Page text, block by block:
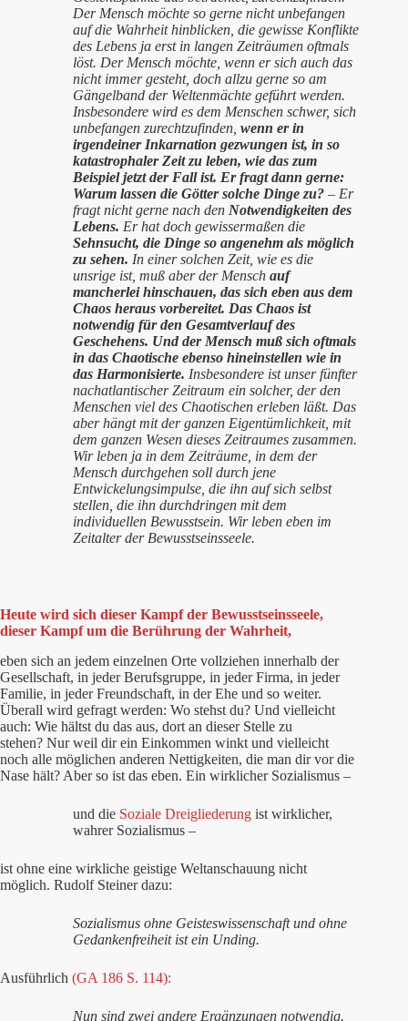
Der Mensch möchte so gerne nicht unbefangen
auf die Wahrheit hinblicken, die gewisse Konflikte
des Lebens ja erst in langen Zeiträumen oftmals
löst. Der Mensch möchte, wenn er sich auch das
nicht immer gesteht, doch allzu gerne so am
Gängelband der Weltenmächte geführt werden.
Insbesondere wird es dem Menschen schwer, sich
unbefangen zurechtzufinden, wenn er in
irgendeiner Inkarnation gezwungen ist, in so
katastrophaler Zeit zu leben, wie das zum
Beispiel jetzt der Fall ist. Er fragt dann gerne:
Warum lassen die Götter solche Dinge zu? – Er
fragt nicht gerne nach den Notwendigkeiten des
Lebens. Er hat doch gewissermaßen die
Sehnsucht, die Dinge so angenehm als möglich
zu sehen. In einer solchen Zeit, wie es die
unsrige ist, muß aber der Mensch auf
mancherlei hinschauen, das sich eben aus dem
Chaos heraus vorbereitet. Das Chaos ist
notwendig für den Gesamtverlauf des
Geschehens. Und der Mensch muß sich oftmals
in das Chaotische ebenso hineinstellen wie in
das Harmonisierte. Insbesondere ist unser fünfter
nachatlantischer Zeitraum ein solcher, der den
Menschen viel des Chaotischen erleben läßt. Das
aber hängt mit der ganzen Eigentümlichkeit, mit
dem ganzen Wesen dieses Zeitraumes zusammen.
Wir leben ja in dem Zeiträume, in dem der
Mensch durchgehen soll durch jene
Entwickelungsimpulse, die ihn auf sich selbst
stellen, die ihn durchdringen mit dem
individuellen Bewusstsein. Wir leben eben im
Zeitalter der Bewusstseinsseele.
Heute wird sich dieser Kampf der Bewusstseinsseele,
dieser Kampf um die Berührung der Wahrheit,
eben sich an jedem einzelnen Orte vollziehen innerhalb der
Gesellschaft, in jeder Berufsgruppe, in jeder Firma, in jeder
Familie, in jeder Freundschaft, in der Ehe und so weiter.
Überall wird gefragt werden: Wo stehst du? Und vielleicht
auch: Wie hältst du das aus, dort an dieser Stelle zu
stehen? Nur weil dir ein Einkommen winkt und vielleicht
noch alle möglichen anderen Nettigkeiten, die man dir vor die
Nase hält? Aber so ist das eben. Ein wirklicher Sozialismus –
und die Soziale Dreigliederung ist wirklicher,
wahrer Sozialismus –
ist ohne eine wirkliche geistige Weltanschauung nicht
möglich. Rudolf Steiner dazu:
Sozialismus ohne Geisteswissenschaft und ohne
Gedankenfreiheit ist ein Unding.
Ausführlich (GA 186 S. 114):
Nun sind zwei andere Ergänzungen notwendig.